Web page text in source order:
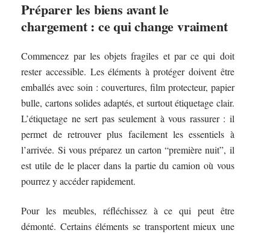
Préparer les biens avant le
chargement : ce qui change vraiment
Commencez par les objets fragiles et par ce qui doit
rester accessible. Les éléments à protéger doivent être
emballés avec soin : couvertures, film protecteur, papier
bulle, cartons solides adaptés, et surtout étiquetage clair.
L’étiquetage ne sert pas seulement à vous rassurer : il
permet de retrouver plus facilement les essentiels à
l’arrivée. Si vous préparez un carton “première nuit”, il
est utile de le placer dans la partie du camion où vous
pourrez y accéder rapidement.
Pour les meubles, réfléchissez à ce qui peut être
démonté. Certains éléments se transportent mieux une